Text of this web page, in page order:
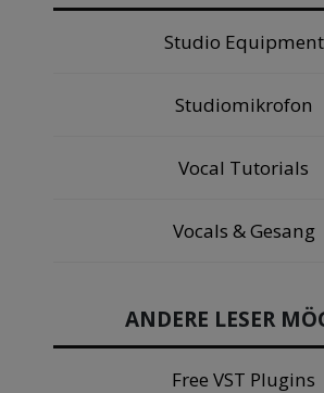
Studio Equipment
Studiomikrofon
Vocal Tutorials
Vocals & Gesang
ANDERE LESER
Free VST Plugins